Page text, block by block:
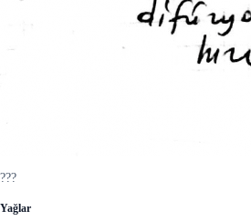
???
Yağlar